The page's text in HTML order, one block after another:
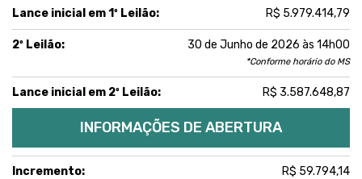
Lance inicial em 1º Leilão: R$ 5.979.414,79
2º Leilão: 30 de Junho de 2026 às 14h00
*Conforme horário do MS
Lance inicial em 2º Leilão: R$ 3.587.648,87
INFORMAÇÕES DE ABERTURA
Incremento: R$ 59.794,14